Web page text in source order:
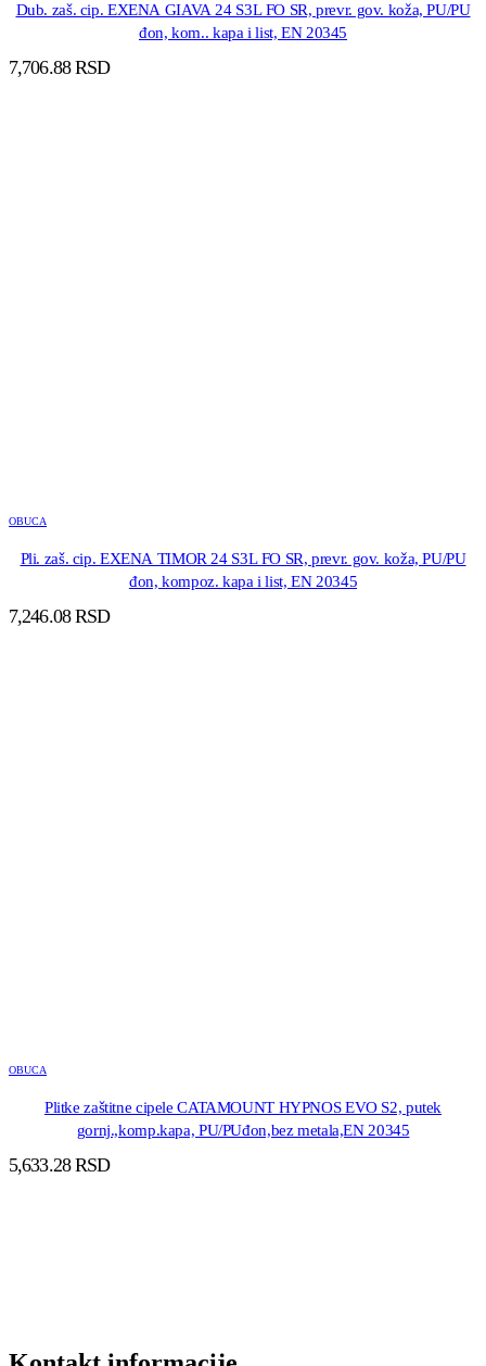
Dub. zaš. cip. EXENA GIAVA 24 S3L FO SR, prevr. gov. koža, PU/PU
đon, kom.. kapa i list, EN 20345
7,706.88RSD
OBUCA
Pli. zaš. cip. EXENA TIMOR 24 S3L FO SR, prevr. gov. koža, PU/PU
đon, kompoz. kapa i list, EN 20345
7,246.08RSD
OBUCA
Plitke zaštitne cipele CATAMOUNT HYPNOS EVO S2, putek
gornj.,komp.kapa, PU/PUđon,bez metala,EN 20345
5,633.28RSD